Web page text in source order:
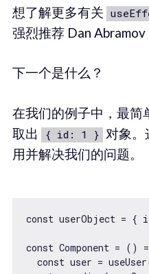
想了解更多有关
强烈推荐 Dan Abramov
下一个是什么？
在我们的例子中，最简
取出
{ id: 1 } 对象。
用并解决我们的问题。
const userObject = {
const Component = ()
const user =